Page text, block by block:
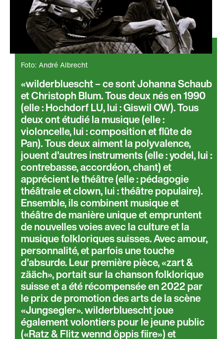
Foto: André Albrecht
wilderbluescht – ce sont Johanna Schaub
et Christoph Blum. Tous deux nés en 1990
(elle : Hochdorf LU, lui : Giswil OW). Tous
deux ont étudié la musique (elle :
violoncelle, lui : composition et flûte de
Pan). Tous deux aiment la polyvalence,
jouent d'autres instruments (elle : yodel, lui :
contrebasse, accordéon, chant) et
apprécient le théâtre (elle : pédagogie
théâtrale et clown, lui : théâtre populaire).
Ensemble, ils combinent musique et
théâtre de manière unique et empruntent
de nouvelles voies avec la culture et la
musique folkloriques suisses. Avec amour,
personnalité, et parfois une touche
d'absurde. Leur première pièce, «zart &
zääch», portait sur la chanson folklorique
suisse et a été récompensée en 2022 par
le prix de promotion des arts de la scène
«Jungsegler». wilderbluescht joue
également volontiers pour le jeune public
(«Ratz & Flitz wennd öppis fiire») et